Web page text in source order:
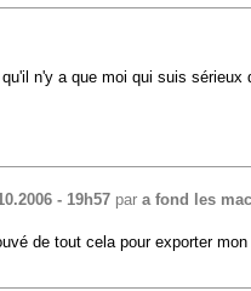
n'y a que moi qui suis sérieux
- 19h57par a fond les mac
de tout cela pour exporter mon